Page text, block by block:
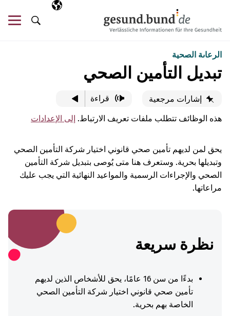
اللغة المختارة
AR
البحث
الرعاىة الصحية
تبديل التأمين الصحي
إشارات مرجعية قراءة
هذه الوظائف تتطلب ملفات تعريف الارتباط. إلى الإعدادات
يحق لمن لديهم تأمين صحي قانوني اختيار شركة التأمين الصحي
وتبديلها بحرية. وستعرف هنا متى يُوصى بتبديل شركة التأمين
الصحي والإجراءات الرسمية والمواعيد النهائية التي يجب عليك
مراعاتها.
نظرة سريعة
بدءًا من سن 16 عامًا، يحق للأشخاص الذين لديهم
تأمين صحي قانوني اختيار شركة التأمين الصحي
الخاصة بهم بحرية.